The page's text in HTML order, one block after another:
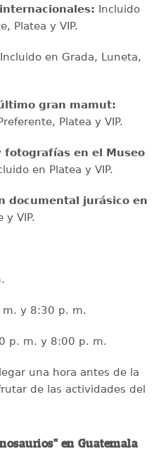
Incluido
Platea y VIP.
Incluido en Grada, Luneta,
gran mamut:
Platea y VIP.
fotografías en el Museo
en Platea y VIP.
documental jurásico en
y VIP.
m. y 8:30 p. m.
p. m. y 8:00 p. m.
una hora antes de la
de las actividades del
en Guatemala